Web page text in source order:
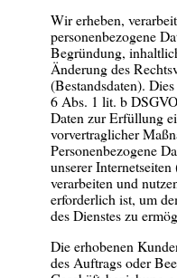
Wir erheben,
personenbezogene
Begründung,
Änderung des
(Bestandsdaten).
6 Abs. 1 lit. b
Daten zur Erfüllung
vorvertraglicher
Personenbezogene
unserer
verarbeiten und
erforderlich ist, um
des Dienstes zu
Die erhobenen
des Auftrags oder